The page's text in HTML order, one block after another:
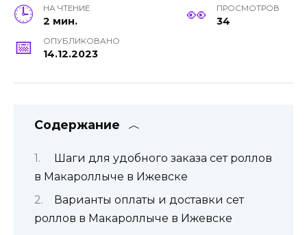
НА ЧТЕНИЕ
2 мин.
ПРОСМОТРОВ
34
ОПУБЛИКОВАНО
14.12.2023
Содержание
Шаги для удобного заказа сет роллов
в Макароллыче в Ижевске
Варианты оплаты и доставки сет
роллов в Макароллыче в Ижевске